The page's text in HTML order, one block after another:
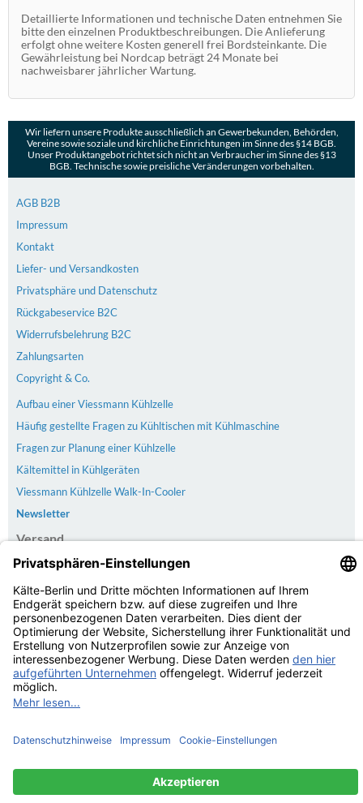
Detaillierte Informationen und technische Daten entnehmen Sie
bitte den einzelnen Produktbeschreibungen. Die Anlieferung
erfolgt ohne weitere Kosten generell frei Bordsteinkante. Die
Gewährleistung bei Nordcap beträgt 24 Monate bei
nachweisbarer jährlicher Wartung.
Wir liefern unsere Produkte ausschließlich an Gewerbekunden, Behörden,
Vereine sowie soziale und kirchliche Einrichtungen im Sinne des §14 BGB.
Unser Produktangebot richtet sich nicht an Verbraucher im Sinne des §13
BGB. Technische sowie preisliche Veränderungen vorbehalten.
AGB B2B
Impressum
Kontakt
Liefer- und Versandkosten
Privatsphäre und Datenschutz
Rückgabeservice B2C
Widerrufsbelehrung B2C
Zahlungsarten
Copyright & Co.
Aufbau einer Viessmann Kühlzelle
Häufig gestellte Fragen zu Kühltischen mit Kühlmaschine
Fragen zur Planung einer Kühlzelle
Kältemittel in Kühlgeräten
Viessmann Kühlzelle Walk-In-Cooler
Newsletter
Versand
PayPal | Rechnung | Kreditkarte | Vorkasse
Kundenbewertungen von Trusted Shops
4.75/5.00 bei20 Bewertungen
Kaelte-Berlin.com Kundenbewertungen | Trusted Shops
eCommerce Engine © 2026xt:Commerce Shopsoftware